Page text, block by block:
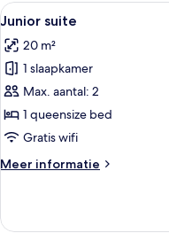
Alle
foto's
voor
Junior
suite
laden
7
Junior suite
20 m²
1 slaapkamer
Max. aantal: 2
1 queensize bed
Gratis wifi
Meer informatie
Meer
suite